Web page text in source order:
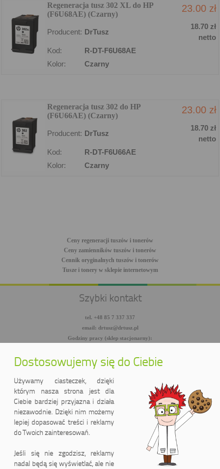
Regeneracja tusz 302 XL do HP
(F6U68AE) (Czarny)
23.00 zł
Producent: DrTusz
18.70 zł
netto
Kod:
R-DT-F6U68AE
Kolor:
Czarny
Regeneracja tusz 302 do HP
(F6U66AE) (Czarny)
23.00 zł
Producent: DrTusz
18.70 zł
netto
Kod:
R-DT-F6U66AE
Kolor:
Czarny
Ceny regeneracji tuszów i tonerów
Ceny zamienników tuszów i tonerów
Cennik oryginalnych tuszów i tonerów
Tusze i tonery w sklepie internetowym
Szybki kontakt
tel. +48 85 7 337 337
email: drtusz@drtusz.pl
Godziny pracy (sklep stacjonarny):
facebook.com/DrTusz
youtube.com/DrTusz
Dostosowujemy się do Ciebie
Używamy ciasteczek, dzięki
którym nasza strona jest dla
Ciebie bardziej przyjazna i działa
niezawodnie. Dzięki nim możemy
lepiej dopasować treści i reklamy
do Twoich zainteresowań.
Jeśli się nie zgodzisz, reklamy
nadal będą się wyświetlać, ale nie